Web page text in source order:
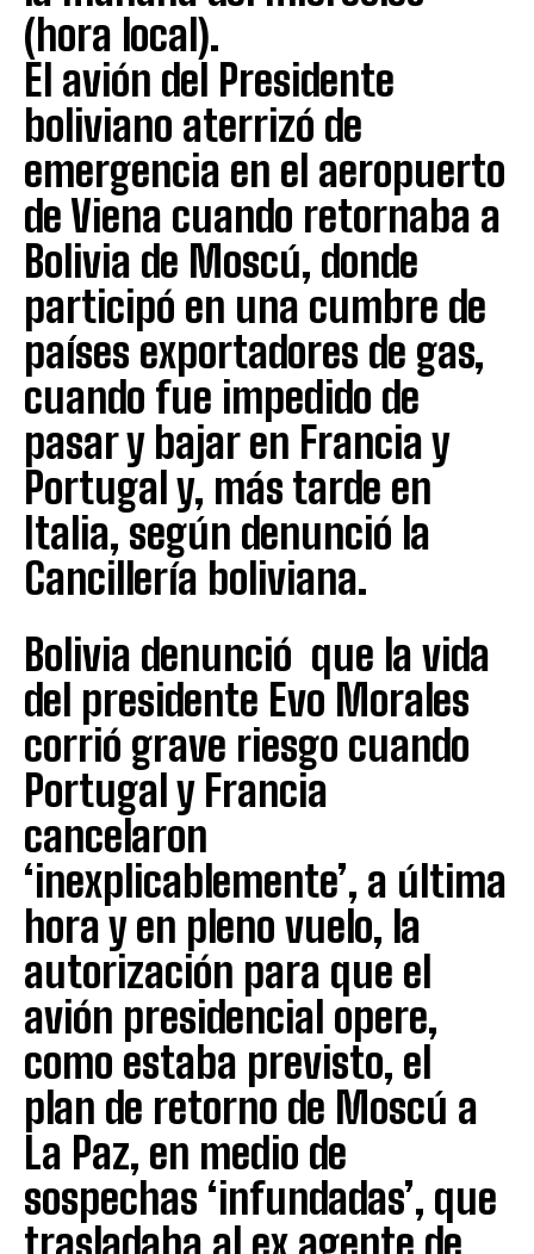
(hora local).
El avión del Presidente
boliviano aterrizó de
emergencia en el aeropuerto
de Viena cuando retornaba a
Bolivia de Moscú, donde
participó en una cumbre de
países exportadores de gas,
cuando fue impedido de
pasar y bajar en Francia y
Portugal y, más tarde en
Italia, según denunció la
Cancillería boliviana.
Bolivia denunció que la vida
del presidente Evo Morales
corrió grave riesgo cuando
Portugal y Francia
cancelaron
‘inexplicablemente’, a última
hora y en pleno vuelo, la
autorización para que el
avión presidencial opere,
como estaba previsto, el
plan de retorno de Moscú a
La Paz, en medio de
sospechas ‘infundadas’, que